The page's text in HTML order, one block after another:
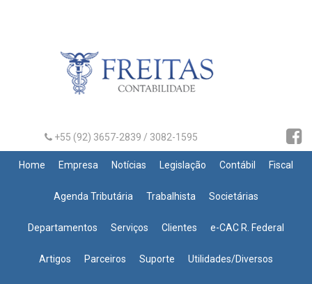
+55 (92) 3657-2839 / 3082-1595
Home Empresa Notícias Legislação Contábil Fiscal
Agenda Tributária Trabalhista Societárias
Departamentos Serviços Clientes e-CAC R. Federal
Artigos Parceiros Suporte Utilidades/Diversos